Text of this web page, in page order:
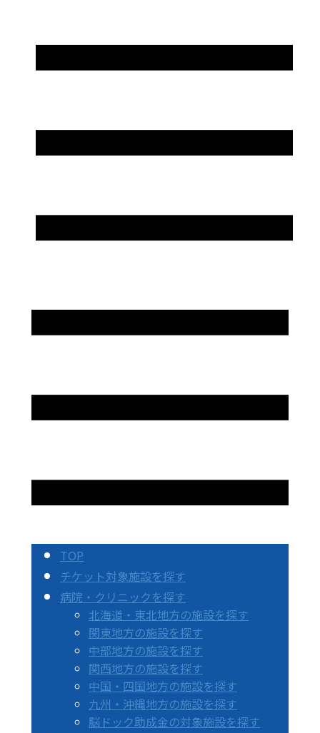
TOP
チケット対象施設を探す
病院・クリニックを探す
北海道・東北地方の施設を探す
関東地方の施設を探す
中部地方の施設を探す
関西地方の施設を探す
中国・四国地方の施設を探す
九州・沖縄地方の施設を探す
脳ドック助成金の対象施設を探す